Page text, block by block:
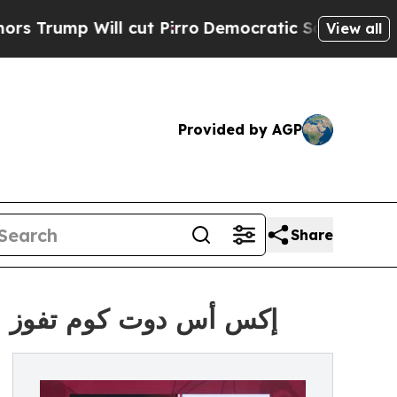
Will cut PirroDemocratic Socialists ofView all
Provided by AGP
Share
إكس أس دوت كوم تفوز